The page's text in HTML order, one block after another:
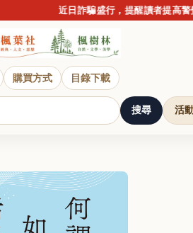
近日詐騙盛行，提醒讀者提高警覺，
購買方式 目錄下載
搜尋 活